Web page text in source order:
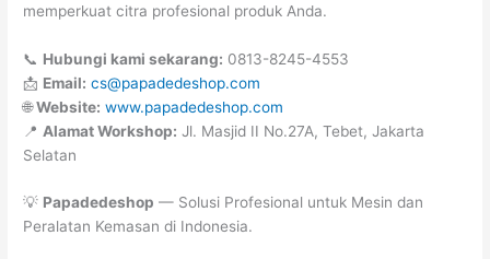
memperkuat citra profesional produk Anda.
📞 Hubungi kami sekarang: 0813-8245-4553
📩 Email: cs@papadedeshop.com
🌐Website: www.papadedeshop.com
📍 Alamat Workshop: Jl. Masjid II No.27A, Tebet, Jakarta
Selatan
💡 Papadedeshop — Solusi Profesional untuk Mesin dan
Peralatan Kemasan di Indonesia.